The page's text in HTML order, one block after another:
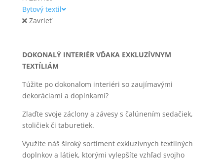
Bytový textil
Zavrieť
DOKONALÝ INTERIÉR VĎAKA EXKLUZÍVNYM
TEXTÍLIÁM
Túžite po dokonalom interiéri so zaujímavými
dekoráciami a doplnkami?
Zlaďte svoje záclony a závesy s čalúnením sedačiek,
stoličiek či taburetiek.
Využite náš široký sortiment exkluzívnych textilných
doplnkov a látiek, ktorými vylepšíte vzhľad svojho